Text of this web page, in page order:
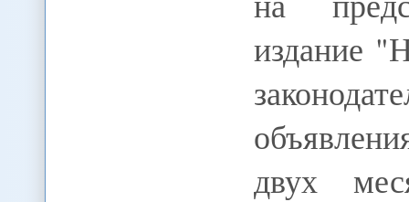
издание
двух